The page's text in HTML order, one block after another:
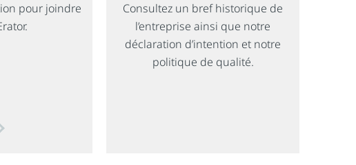
pour joindre
Consultez un bref historique de
l’entreprise ainsi que notre
déclaration d’intention et notre
politique de qualité.